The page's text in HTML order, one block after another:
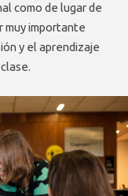
como de lugar de
muy importante
y el aprendizaje